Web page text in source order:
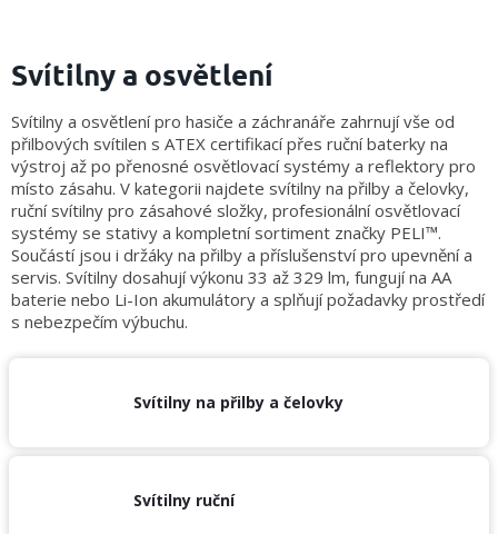
vybavení
Požární
sport
Zdravotnické
vybavení
Oblečení,
obuv
a
doplňky
cenová
nabídka
Svítilny a osvětlení
Svítilny a osvětlení pro hasiče a záchranáře zahrnují vše od
přilbových svítilen s ATEX certifikací přes ruční baterky na
výstroj až po přenosné osvětlovací systémy a reflektory pro
místo zásahu. V kategorii najdete svítilny na přilby a čelovky,
ruční svítilny pro zásahové složky, profesionální osvětlovací
systémy se stativy a kompletní sortiment značky PELI™.
Součástí jsou i držáky na přilby a příslušenství pro upevnění a
servis. Svítilny dosahují výkonu 33 až 329 lm, fungují na AA
baterie nebo Li-Ion akumulátory a splňují požadavky prostředí
s nebezpečím výbuchu.
Svítilny na přilby a čelovky
Svítilny ruční